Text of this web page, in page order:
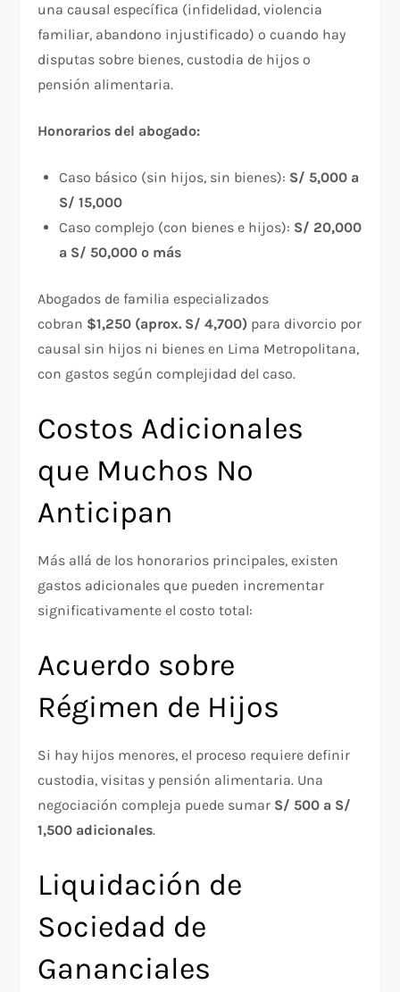
una causal específica (infidelidad, violencia
familiar, abandono injustificado) o cuando hay
disputas sobre bienes, custodia de hijos o
pensión alimentaria.
Honorarios del abogado:
Caso básico (sin hijos, sin bienes): S/ 5,000 a
S/ 15,000
Caso complejo (con bienes e hijos): S/ 20,000
a S/ 50,000 o más
Abogados de familia especializados
cobran $1,250 (aprox. S/ 4,700) para divorcio por
causal sin hijos ni bienes en Lima Metropolitana,
con gastos según complejidad del caso.
Costos Adicionales
que Muchos No
Anticipan
Más allá de los honorarios principales, existen
gastos adicionales que pueden incrementar
significativamente el costo total:
Acuerdo sobre
Régimen de Hijos
Si hay hijos menores, el proceso requiere definir
custodia, visitas y pensión alimentaria. Una
negociación compleja puede sumar S/ 500 a S/
1,500 adicionales.
Liquidación de
Sociedad de
Gananciales